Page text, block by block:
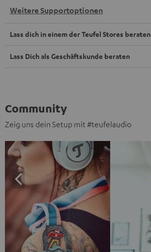
Weitere Supportoptionen
Lass dich in einem der Teufel Stores beraten
Lass Dich als Geschäftskunde beraten
Community
Zeig uns dein Setup mit #teufelaudio